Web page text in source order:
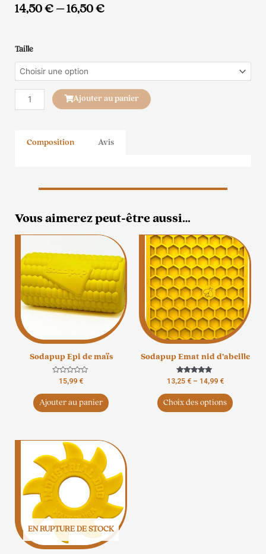
14,50€–16,50€
Taille
quantité
de
Sodapup
Ourson
Ajouter au panier
Composition Avis
Vous aimerez peut-être aussi…
Sodapup Epi de maïs
Note
sur
15,99 €
Ajouter au panier
Sodapup Emat nid d’abeille
Note
5.00
sur 5
13,25 €– 14,99 €
Choix des options
Ce
produit
a
plusieurs
Les
options
peuvent
choisies
page
EN RUPTURE DE STOCK